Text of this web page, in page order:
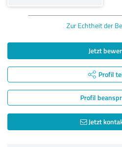
Zur Echtheit der
Jetzt
Profil
Profil
Jetzt